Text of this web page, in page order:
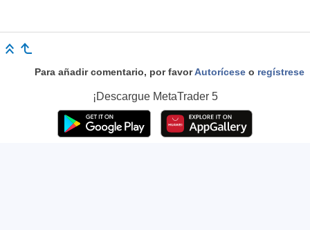
Para añadir comentario, por favorAutorícese o regístrese
¡Descargue MetaTrader 5